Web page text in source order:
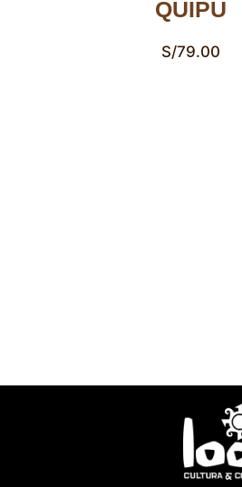
QUIPU
S/79.00